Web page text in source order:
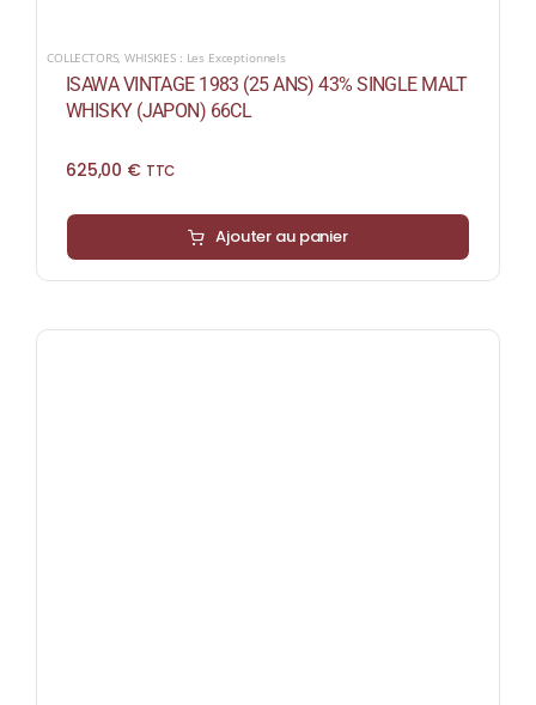
COLLECTORS,WHISKIES : Les Exceptionnels
ISAWA VINTAGE 1983 (25 ANS) 43% SINGLE MALT
WHISKY (JAPON) 66CL
625,00 € TTC
Ajouter au panier